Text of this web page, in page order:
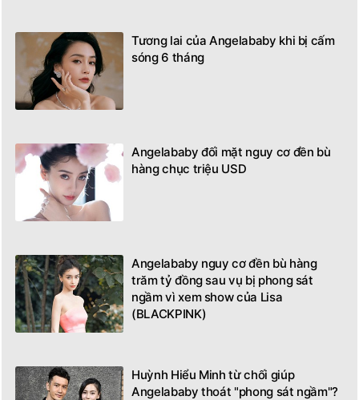
Tương lai của Angelababy khi bị cấm
sóng 6 tháng
Angelababy đối mặt nguy cơ đền bù
hàng chục triệu USD
Angelababy nguy cơ đền bù hàng
trăm tỷ đồng sau vụ bị phong sát
ngầm vì xem show của Lisa
(BLACKPINK)
Huỳnh Hiểu Minh từ chối giúp
Angelababy thoát "phong sát ngầm"?